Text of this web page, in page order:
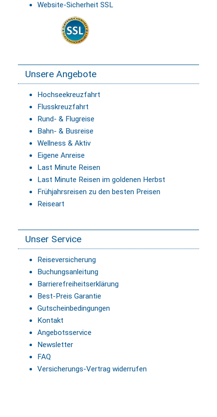
Website-Sicherheit SSL
Unsere Angebote
Hochseekreuzfahrt
Flusskreuzfahrt
Rund- & Flugreise
Bahn- & Busreise
Wellness & Aktiv
Eigene Anreise
Last Minute Reisen
Last Minute Reisen im goldenen Herbst
Frühjahrsreisen zu den besten Preisen
Reiseart
Unser Service
Reiseversicherung
Buchungsanleitung
Barrierefreiheitserklärung
Best-Preis Garantie
Gutscheinbedingungen
Kontakt
Angebotsservice
Newsletter
FAQ
Versicherungs-Vertrag widerrufen